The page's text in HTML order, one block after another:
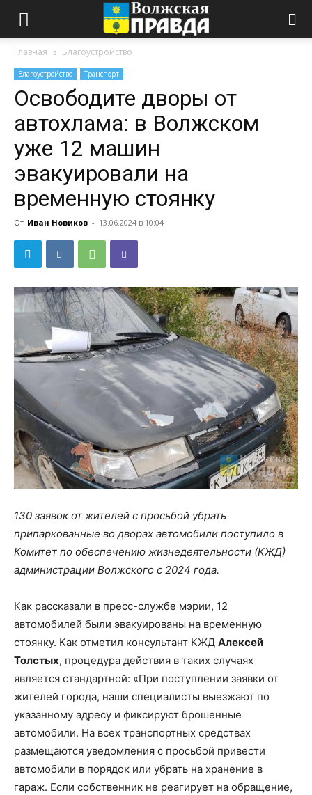
Главная Благоустройство
Благоустройство Транспорт
Освободите дворы от
автохлама: в Волжском
уже 12 машин
эвакуировали на
временную стоянку
От Иван Новиков - 13.06.2024 в 10:04
130 заявок от жителей с просьбой убрать
припаркованные во дворах автомобили поступило в
Комитет по обеспечению жизнедеятельности (КЖД)
администрации Волжского с 2024 года.
Как рассказали в пресс-службе мэрии, 12
автомобилей были эвакуированы на временную
стоянку. Как отметил консультант КЖД Алексей
Толстых, процедура действия в таких случаях
является стандартной: «При поступлении заявки от
жителей города, наши специалисты выезжают по
указанному адресу и фиксируют брошенные
автомобили. На всех транспортных средствах
размещаются уведомления с просьбой привести
автомобили в порядок или убрать на хранение в
гараж. Если собственник не реагирует на обращение,